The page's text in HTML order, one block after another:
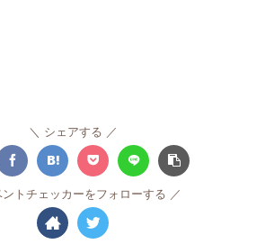
シェアする
ントチェッカーをフォローする